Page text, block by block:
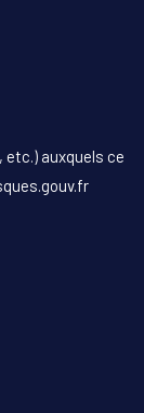
auxquels ce